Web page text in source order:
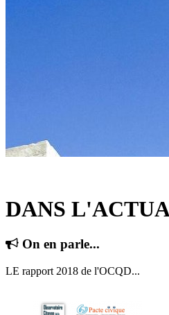
DANS
On en parle...
LE rapport 2018 de l'OCQD...